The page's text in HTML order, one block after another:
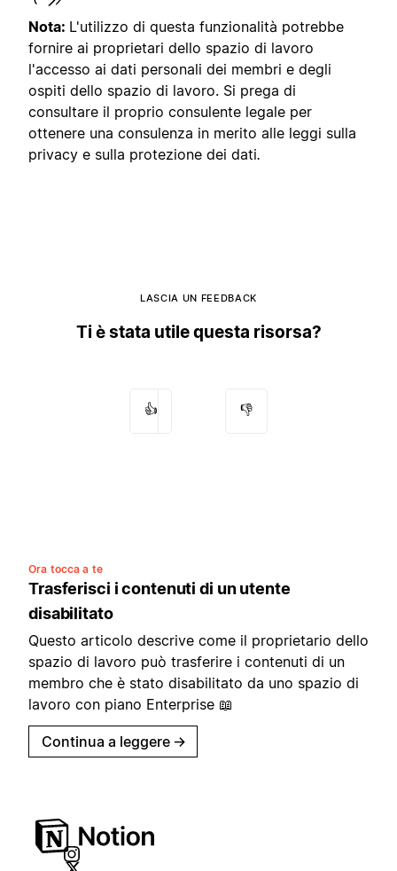
Nota: L'utilizzo di questa funzionalità potrebbe
fornire ai proprietari dello spazio di lavoro
l'accesso ai dati personali dei membri e degli
ospiti dello spazio di lavoro. Si prega di
consultare il proprio consulente legale per
ottenere una consulenza in merito alle leggi sulla
privacy e sulla protezione dei dati.
LASCIA UN FEEDBACK
Ti è stata utile questa risorsa?
👍 👎
Ora tocca a te
Trasferisci i contenuti di un utente
disabilitato
Questo articolo descrive come il proprietario dello
spazio di lavoro può trasferire i contenuti di un
membro che è stato disabilitato da uno spazio di
lavoro con piano Enterprise 📖
Continua a leggere →